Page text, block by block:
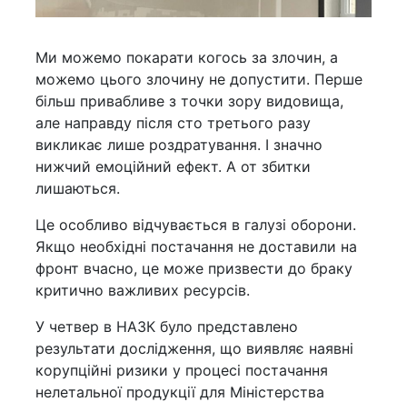
Ми можемо покарати когось за злочин, а
можемо цього злочину не допустити. Перше
більш привабливе з точки зору видовища,
але направду після сто третього разу
викликає лише роздратування. І значно
нижчий емоційний ефект. А от збитки
лишаються.
Це особливо відчувається в галузі оборони.
Якщо необхідні постачання не доставили на
фронт вчасно, це може призвести до браку
критично важливих ресурсів.
У четвер в НАЗК було представлено
результати дослідження, що виявляє наявні
корупційні ризики у процесі постачання
нелетальної продукції для Міністерства